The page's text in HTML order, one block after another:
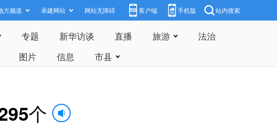
方频道 承建网站 网站无障碍 客户端 手机版 站内搜索
专题 新华访谈 直播 旅游
法治
图片 信息 市县
个